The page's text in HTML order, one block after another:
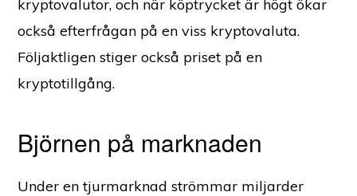
kryptovalutor, och när köptrycket är högt ökar
också efterfrågan på en viss kryptovaluta.
Följaktligen stiger också priset på en
kryptotillgång.
Björnen på marknaden
Under en tjurmarknad strömmar miljarder